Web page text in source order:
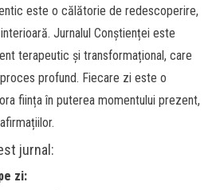
este o călătorie de redescoperire,
Jurnalul Conștienței este
terapeutic și transformațional, care
profund. Fiecare zi este o
ființa în puterea momentului prezent,
jurnal:
zi: